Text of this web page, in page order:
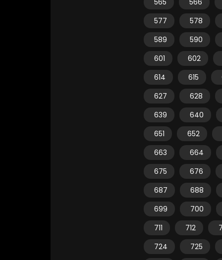
565
566
577
578
589
590
601
602
614
615
627
628
639
640
651
652
663
664
675
676
687
688
699
700
711
712
724
725